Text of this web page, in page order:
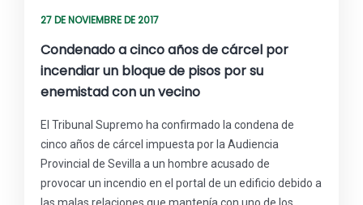
27 DE NOVIEMBRE DE 2017
Condenado a cinco años de cárcel por
incendiar un bloque de pisos por su
enemistad con un vecino
El Tribunal Supremo ha confirmado la condena de
cinco años de cárcel impuesta por la Audiencia
Provincial de Sevilla a un hombre acusado de
provocar un incendio en el portal de un edificio debido a